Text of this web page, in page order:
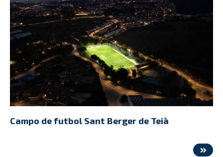
Campo de futbol Sant Berger de Teià